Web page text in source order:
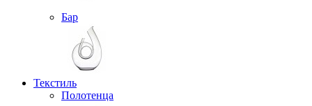
Бар
Текстиль
Полотенца